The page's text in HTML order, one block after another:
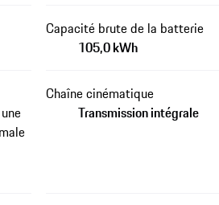
Capacité brute de la batterie
105,0 kWh
Chaîne cinématique
Transmission intégrale